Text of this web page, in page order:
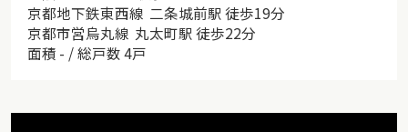
京都地下鉄東西線 二条城前駅 徒歩19分
京都市営烏丸線 丸太町駅 徒歩22分
面積 - 総戸数4戸